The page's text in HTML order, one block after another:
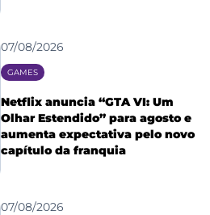
07/08/2026
GAMES
Netflix anuncia “GTA VI: Um
Olhar Estendido” para agosto e
aumenta expectativa pelo novo
capítulo da franquia
07/08/2026